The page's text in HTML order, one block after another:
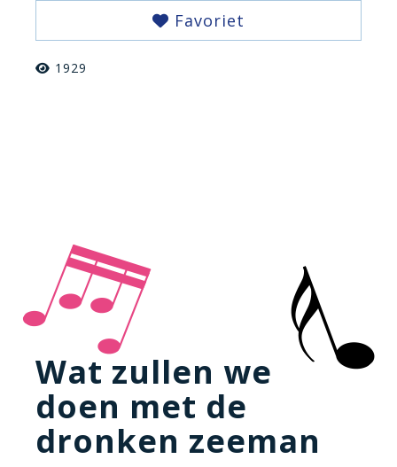
Favoriet
1929
Wat zullen we
doen met de
dronken zeeman